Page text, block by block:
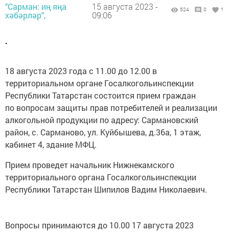
"Сарман: иң яңа
хәбәрләр",
15 августа 2023 -
09:06
524 0 1
.
18 августа 2023 года с 11.00 до 12.00 в
территориальном органе Госалкогольинспекции
Республики Татарстан состоится прием граждан
по вопросам защиты прав потребителей и реализации
алкогольной продукции по адресу: Сармановский
район, с. Сарманово, ул. Куйбышева, д.36а, 1 этаж,
кабинет 4, здание МФЦ.
Прием проведет начальник Нижнекамского
территориального органа Госалкогольинспекции
Республики Татарстан Шипилов Вадим Николаевич.
Вопросы принимаются до 10.00 17 августа 2023